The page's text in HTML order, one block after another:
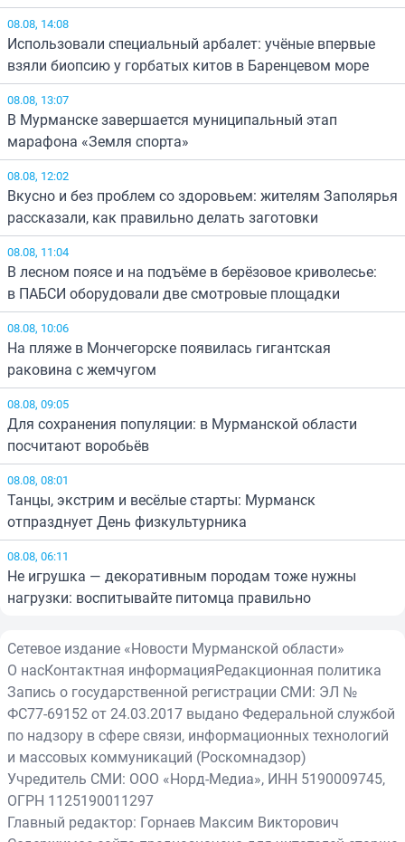
08.08, 14:08
Использовали специальный арбалет: учёные впервые
взяли биопсию у горбатых китов в Баренцевом море
08.08, 13:07
В Мурманске завершается муниципальный этап
марафона «Земля спорта»
08.08, 12:02
Вкусно и без проблем со здоровьем: жителям Заполярья
рассказали, как правильно делать заготовки
08.08, 11:04
В лесном поясе и на подъёме в берёзовое криволесье:
в ПАБСИ оборудовали две смотровые площадки
08.08, 10:06
На пляже в Мончегорске появилась гигантская
раковина с жемчугом
08.08, 09:05
Для сохранения популяции: в Мурманской области
посчитают воробьёв
08.08, 08:01
Танцы, экстрим и весёлые старты: Мурманск
отпразднует День физкультурника
08.08, 06:11
Не игрушка — декоративным породам тоже нужны
нагрузки: воспитывайте питомца правильно
Сетевое издание «Новости Мурманской области»
О насКонтактная информацияРедакционная политика
Запись о государственной регистрации СМИ: ЭЛ №
ФС77-69152 от 24.03.2017 выдано Федеральной службой
по надзору в сфере связи, информационных технологий
и массовых коммуникаций (Роскомнадзор)
Учредитель СМИ: ООО «Норд-Медиа», ИНН 5190009745,
ОГРН 1125190011297
Главный редактор: Горнаев Максим Викторович